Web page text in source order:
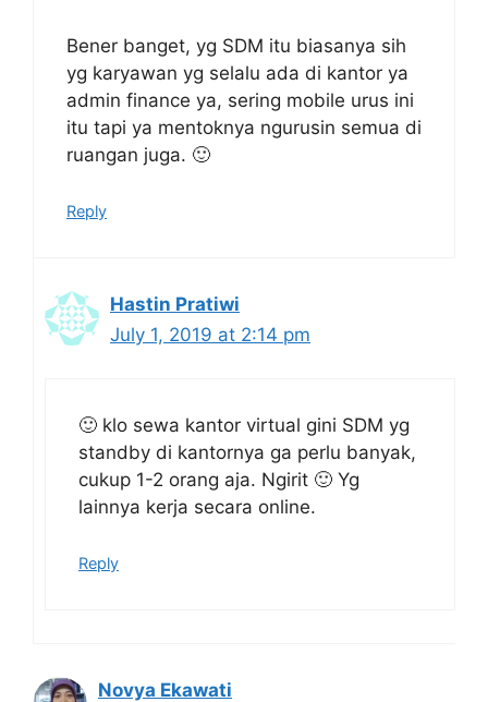
Bener banget, yg SDM itu biasanya sih
yg karyawan yg selalu ada di kantor ya
admin finance ya, sering mobile urus ini
itu tapi ya mentoknya ngurusin semua di
ruangan juga. 🙂
Reply
Hastin Pratiwi
July 1, 2019 at 2:14 pm
🙂 klo sewa kantor virtual gini SDM yg
standby di kantornya ga perlu banyak,
cukup 1-2 orang aja. Ngirit 🙂 Yg
lainnya kerja secara online.
Reply
Novya Ekawati